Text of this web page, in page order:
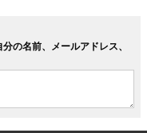
の名前、メールアドレス、